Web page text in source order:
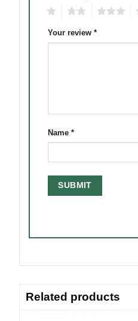
Your review *
Name *
Related products